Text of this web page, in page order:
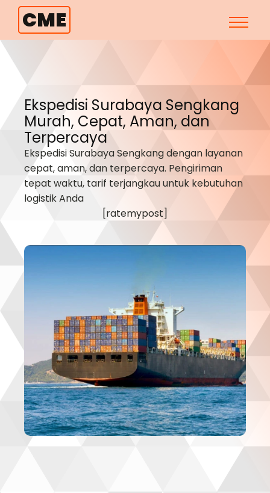
CME
Ekspedisi Surabaya Sengkang
Murah, Cepat, Aman, dan
Terpercaya
Ekspedisi SurabayaSengkangdengan layanan
cepat, aman, dan terpercaya. Pengiriman
tepat waktu, tarif terjangkau untuk kebutuhan
logistik Anda
[ratemypost]